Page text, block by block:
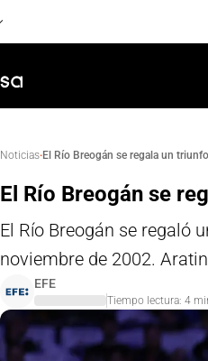
Noticias·El Río Breogán se regala un
El Río Breogán se
El Río Breogán se regaló
noviembre de 2002.
EFE
Tiempo lectura: 4